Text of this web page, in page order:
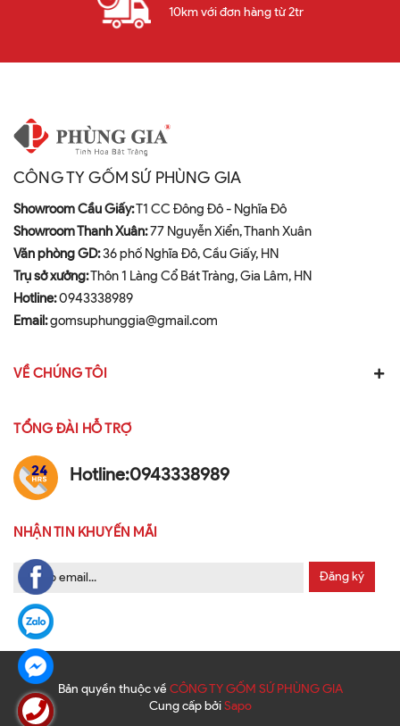
10km với đơn hàng từ 2tr
CÔNG TY GỐM SỨ PHÙNG GIA
Showroom Cầu Giấy:T1 CC Đông Đô - Nghĩa Đô
Showroom Thanh Xuân:77 Nguyễn Xiển, Thanh Xuân
Văn phòng GD:36 phố Nghĩa Đô, Cầu Giấy, HN
Trụ sở xưởng:Thôn 1 Làng Cổ Bát Tràng, Gia Lâm, HN
Hotline:0943338989
Email:gomsuphunggia@gmail.com
VỀ CHÚNG TÔI
TỔNG ĐÀI HỖ TRỢ
Hotline:0943338989
NHẬN TIN KHUYẾN MÃI
Đăng ký
Bản quyền thuộc về CÔNG TY GỐM SỨ PHÙNG GIA
Cung cấp bởi Sapo